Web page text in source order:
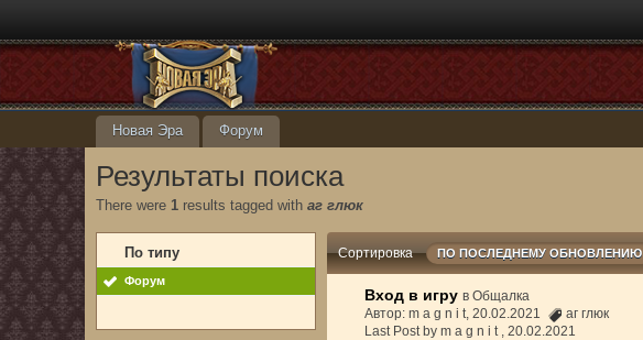
Новая Эра Форум
Результаты поиска
There were 1 results tagged withаг глюк
По типу
Форум
Сортировка ПО ПОСЛЕДНЕМУ ОБНОВЛЕНИЮ
Вход в игру вОбщалка
Автор: m a g n i t, 20.02.2021
аг глюк
Last Post by m a g n i t ,20.02.2021